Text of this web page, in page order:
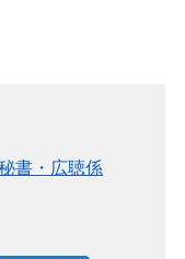
書・広聴係